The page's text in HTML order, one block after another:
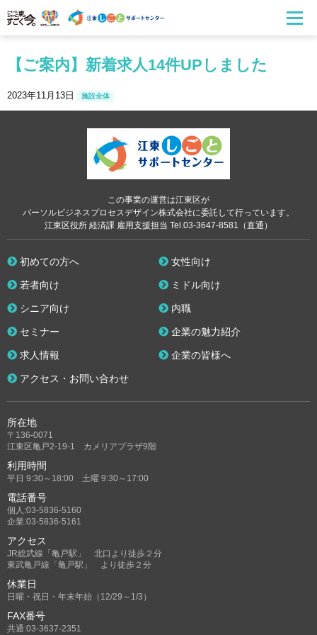
【ご案内】新着求人14件UPしました
2023年11月13日 施設全体
この事業の運営は江東区が
パーソルビジネスプロセスデザイン株式会社に委託して行っています。
江東区役所 経済課 雇用支援担当 Tel.03-3647-8581（直通）
所在地
〒136-0071
江東区亀戸2-19-1 カメリアプラザ9階
利用時間
平日 9:30～18:00 土曜 9:30～17:00
電話番号
個人:03-5836-5160
企業:03-5836-5161
アクセス
JR総武線「亀戸駅」 北口より徒歩２分
東武亀戸線「亀戸駅」 より徒歩２分
休業日
日曜・祝日・年末年始（12/29～1/3）
FAX番号
共通:03-3637-2351
初めての方へ 女性向け
若者向け ミドル向け
シニア向け 内職
セミナー 企業の魅力紹介
求人情報 企業の皆様へ
アクセス・お問い合わせ